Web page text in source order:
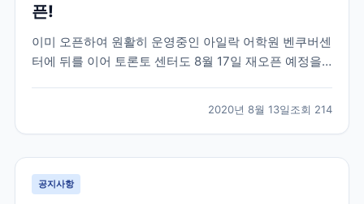
픈!
이미 오픈하여 원활히 운영중인 아일락 어학원 벤쿠버센
터에 뒤를 이어 토론토 센터도 8월 17일 재오픈 예정을
Vancouver has been running in-person classes
sinc...
2020년 8월 13일조회 214
공지사항